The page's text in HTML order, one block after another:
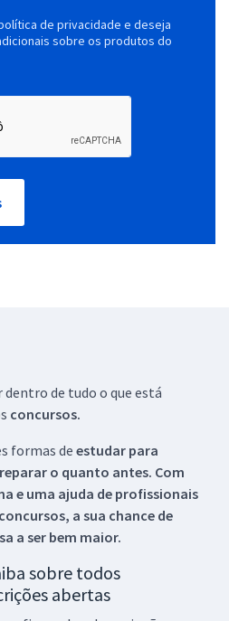
de privacidade e deseja
sobre os produtos do
dentro de tudo o que está
concursos.
formas de estudar para
o quanto antes. Com
e uma ajuda de profissionais
concursos, a sua chance de
a ser bem maior.
sobre todos
abertas